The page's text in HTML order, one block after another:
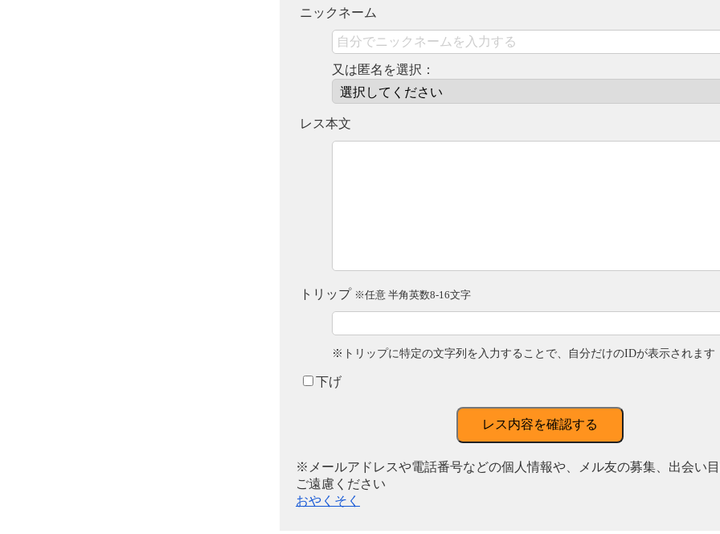
ニックネーム
又は匿名を選択：
レス本文
トリップ ※任意 半角英数8-16文字
※トリップに特定の文字列を入力することで、自分だけのIDが表示されます
下げ
レス内容を確認する
※メールアドレスや電話番号などの個人情報や、メル友の募集、出会い
ご遠慮ください
おやくそく